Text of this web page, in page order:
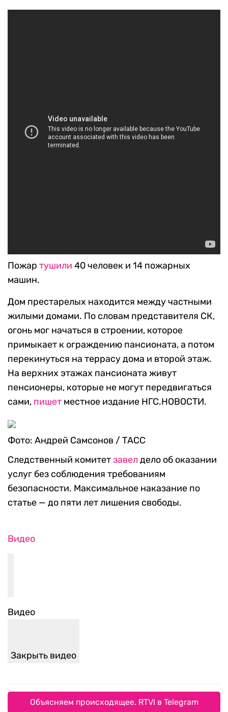
Пожар тушили 40 человек и 14 пожарных
машин.
Дом престарелых находится между частными
жилыми домами. По словам представителя СК,
огонь мог начаться в строении, которое
примыкает к ограждению пансионата, а потом
перекинуться на террасу дома и второй этаж.
На верхних этажах пансионата живут
пенсионеры, которые не могут передвигаться
сами, пишет местное издание НГС.НОВОСТИ.
Фото: Андрей Самсонов / ТАСС
Следственный комитетзавел дело об оказании
услуг без соблюдения требованиям
безопасности. Максимальное наказание по
статье — до пяти лет лишения свободы.
Видео
Видео
Закрыть видео
Объясняем происходящее. RTVI в Telegram